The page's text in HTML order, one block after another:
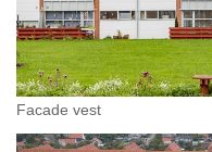
Facade vest